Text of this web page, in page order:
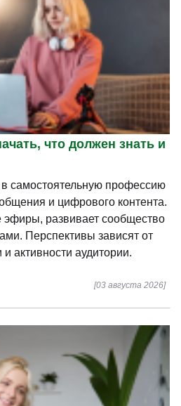
и Развития Бизнеса и
Стратегий
4.2
Отзывы
время
(256 часов)
8000
скидка
все курсы